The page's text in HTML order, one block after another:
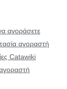
αγοράσετε
αγοραστή
Catawiki